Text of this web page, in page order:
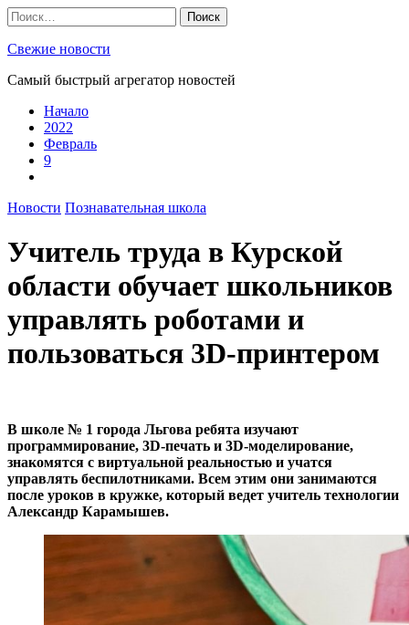
Skip
to
content
Найти:
Свежие новости
Самый быстрый агрегатор новостей
Начало
2022
Февраль
9
Новости Познавательная школа
Учитель труда в Курской
области обучает школьников
управлять роботами и
пользоваться 3D-принтером
В школе № 1 города Льгова ребята изучают
программирование, 3D-печать и 3D-моделирование,
знакомятся с виртуальной реальностью и учатся
управлять беспилотниками. Всем этим они занимаются
после уроков в кружке, который ведет учитель технологии
Александр Карамышев.